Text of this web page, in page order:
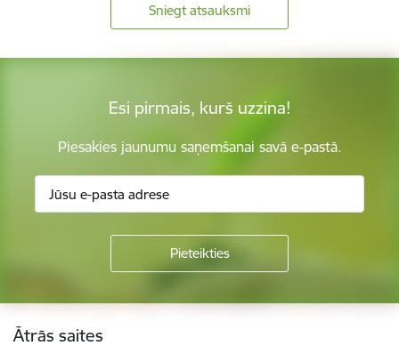
Sniegt atsauksmi
Esi pirmais, kurš uzzina!
Piesakies jaunumu saņemšanai savā e-pastā.
Kājene
Ātrās saites